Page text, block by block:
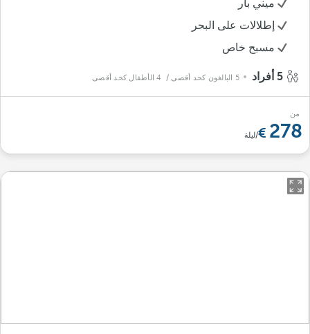
ميني بار
إطلالات على البحر
مسبح خاص
5 البالغون كحد أقصى / 4 الأطفال كحد أقصى
من
278 /ليلة